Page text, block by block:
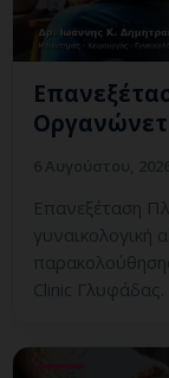
Επανεξέταση
γυναικολογική
Clinic Γλυφάδας.